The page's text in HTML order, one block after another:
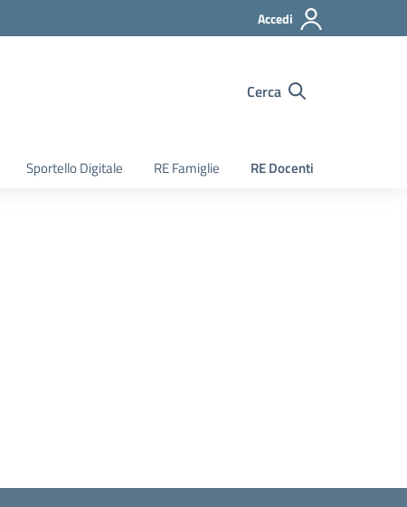
Accedi
Cerca
Sportello Digitale RE Famiglie RE Docenti